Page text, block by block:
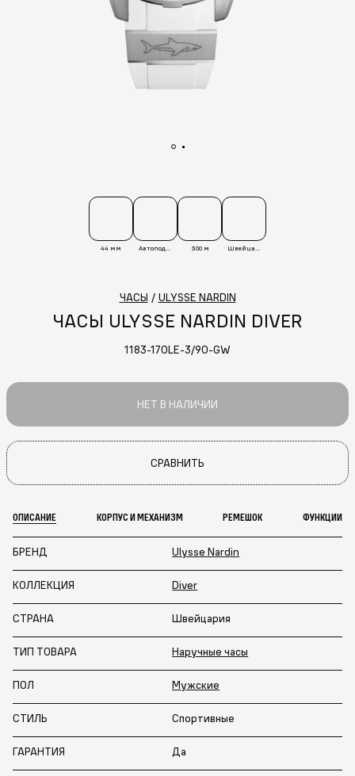
44 мм Автоподзавод 300 м Швейцария
ЧАСЫ / ULYSSE NARDIN
ЧАСЫ ULYSSE NARDIN DIVER
1183-170LE-3/90-GW
НЕТ В НАЛИЧИИ
СРАВНИТЬ
ОПИСАНИЕ КОРПУС И МЕХАНИЗМ РЕМЕШОК ФУНКЦИИ
БРЕНД Ulysse Nardin
КОЛЛЕКЦИЯ Diver
СТРАНА Швейцария
ТИП ТОВАРА Наручные часы
ПОЛ Мужские
СТИЛЬ Спортивные
ГАРАНТИЯ Да